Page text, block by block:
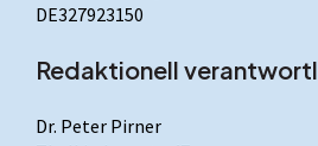
DE327923150
Redaktionell
Dr. Peter Pirner